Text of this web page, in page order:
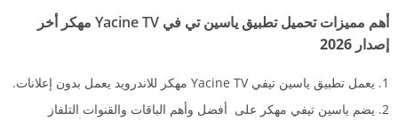
أهم مميزات تحميل تطبيق ياسين تي في Yacine TV مهكر
أخر
إصدار 2026
يعمل تطبيق ياسين تيفي Yacine TV مهكر للاندرويد يعمل بدون إعلانات.
يضم ياسين تيفي مهكر على أفضل وأهم الباقات والقنوات التلفاز